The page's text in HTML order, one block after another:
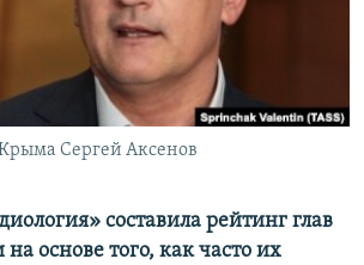
КРЫМА
RL Сергей Аксенов
составила рейтинг глав
основе того, как часто их